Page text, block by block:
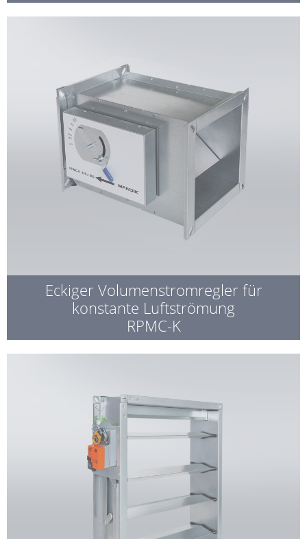
Eckiger Volumenstromregler für
konstante Luftströmung
RPMC-K